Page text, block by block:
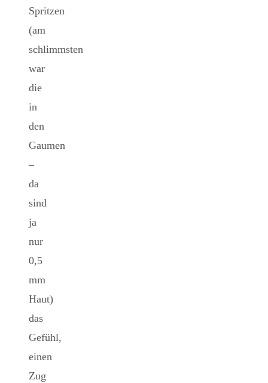
Spritzen
(am
schlimmsten
war
die
in
den
Gaumen
–
da
sind
ja
nur
0,5
mm
Haut)
das
Gefühl,
einen
Zug